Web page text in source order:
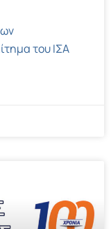
του ΙΣΑ